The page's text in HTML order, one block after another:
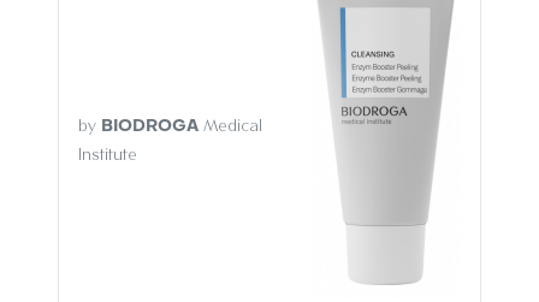
by BIODROGA Medical
Institute